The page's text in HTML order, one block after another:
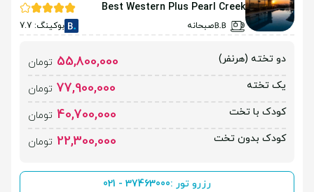
Best Western Plus Pearl Creek
صبحانه بوکینگ: 7.7
دو تخته (هرنفر) 55,800,000 تومان
یک تخته
77,900,000 تومان
کودک با تخت
40,700,000 تومان
کودک بدون تخت
22,300,000 تومان
رزرو تور :021 - 37463000